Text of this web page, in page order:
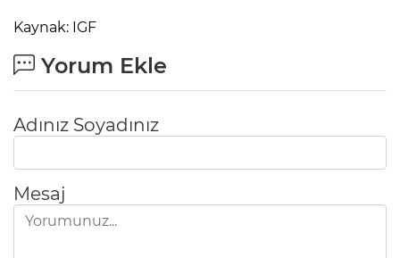
Kaynak: IGF
Yorum Ekle
Adınız Soyadınız
Mesaj